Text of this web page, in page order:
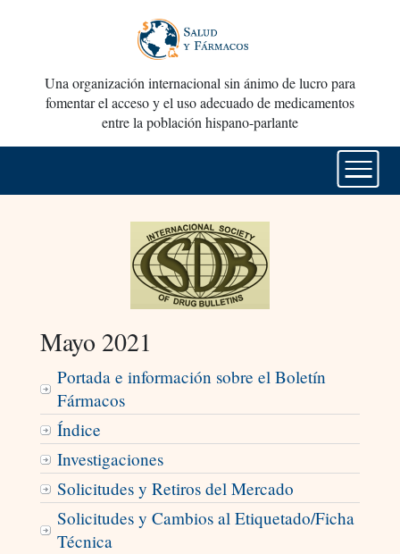
Una organización internacional sin ánimo de lucro para
fomentar el acceso y el uso adecuado de medicamentos
entre la población hispano-parlante
Mayo 2021
Portada e información sobre el Boletín
Fármacos
Índice
Investigaciones
Solicitudes y Retiros del Mercado
Solicitudes y Cambios al Etiquetado/Ficha
Técnica